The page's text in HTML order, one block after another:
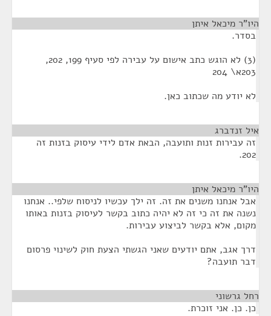
היו"ר מיכאל איתן
בסדר.
(3) לא הוגש כתב אישום על עבירה לפי סעיף 199, 202,
203א\ 204
לא יודע מה שכתוב כאן.
איל זנדברג
זה עבירות זנות ותועבה, הבאת אדם לידי עיסוק בזנות זה
202.
היו"ר מיכאל איתן
אבל אנחנו משנים את זה. זה ילך עכשיו לניסוח שלפי.. אנחנו
נשנה את זה כי זה לא יהיה כתוב בקשר לעיסוק בזנות באותו
מקום, אלא בקשר לביצוע עבירות.
דרך אגב, אתם יודעים שאני הגשתי הצעת חוק לשינוי פרסום
דבר תועבה?
רחל גרשוני
כן. כן. אני זוכרת.